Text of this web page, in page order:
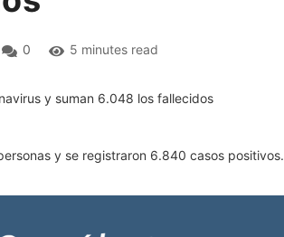
0 5 minutes read
y se registraron 6.840 casos positivos.